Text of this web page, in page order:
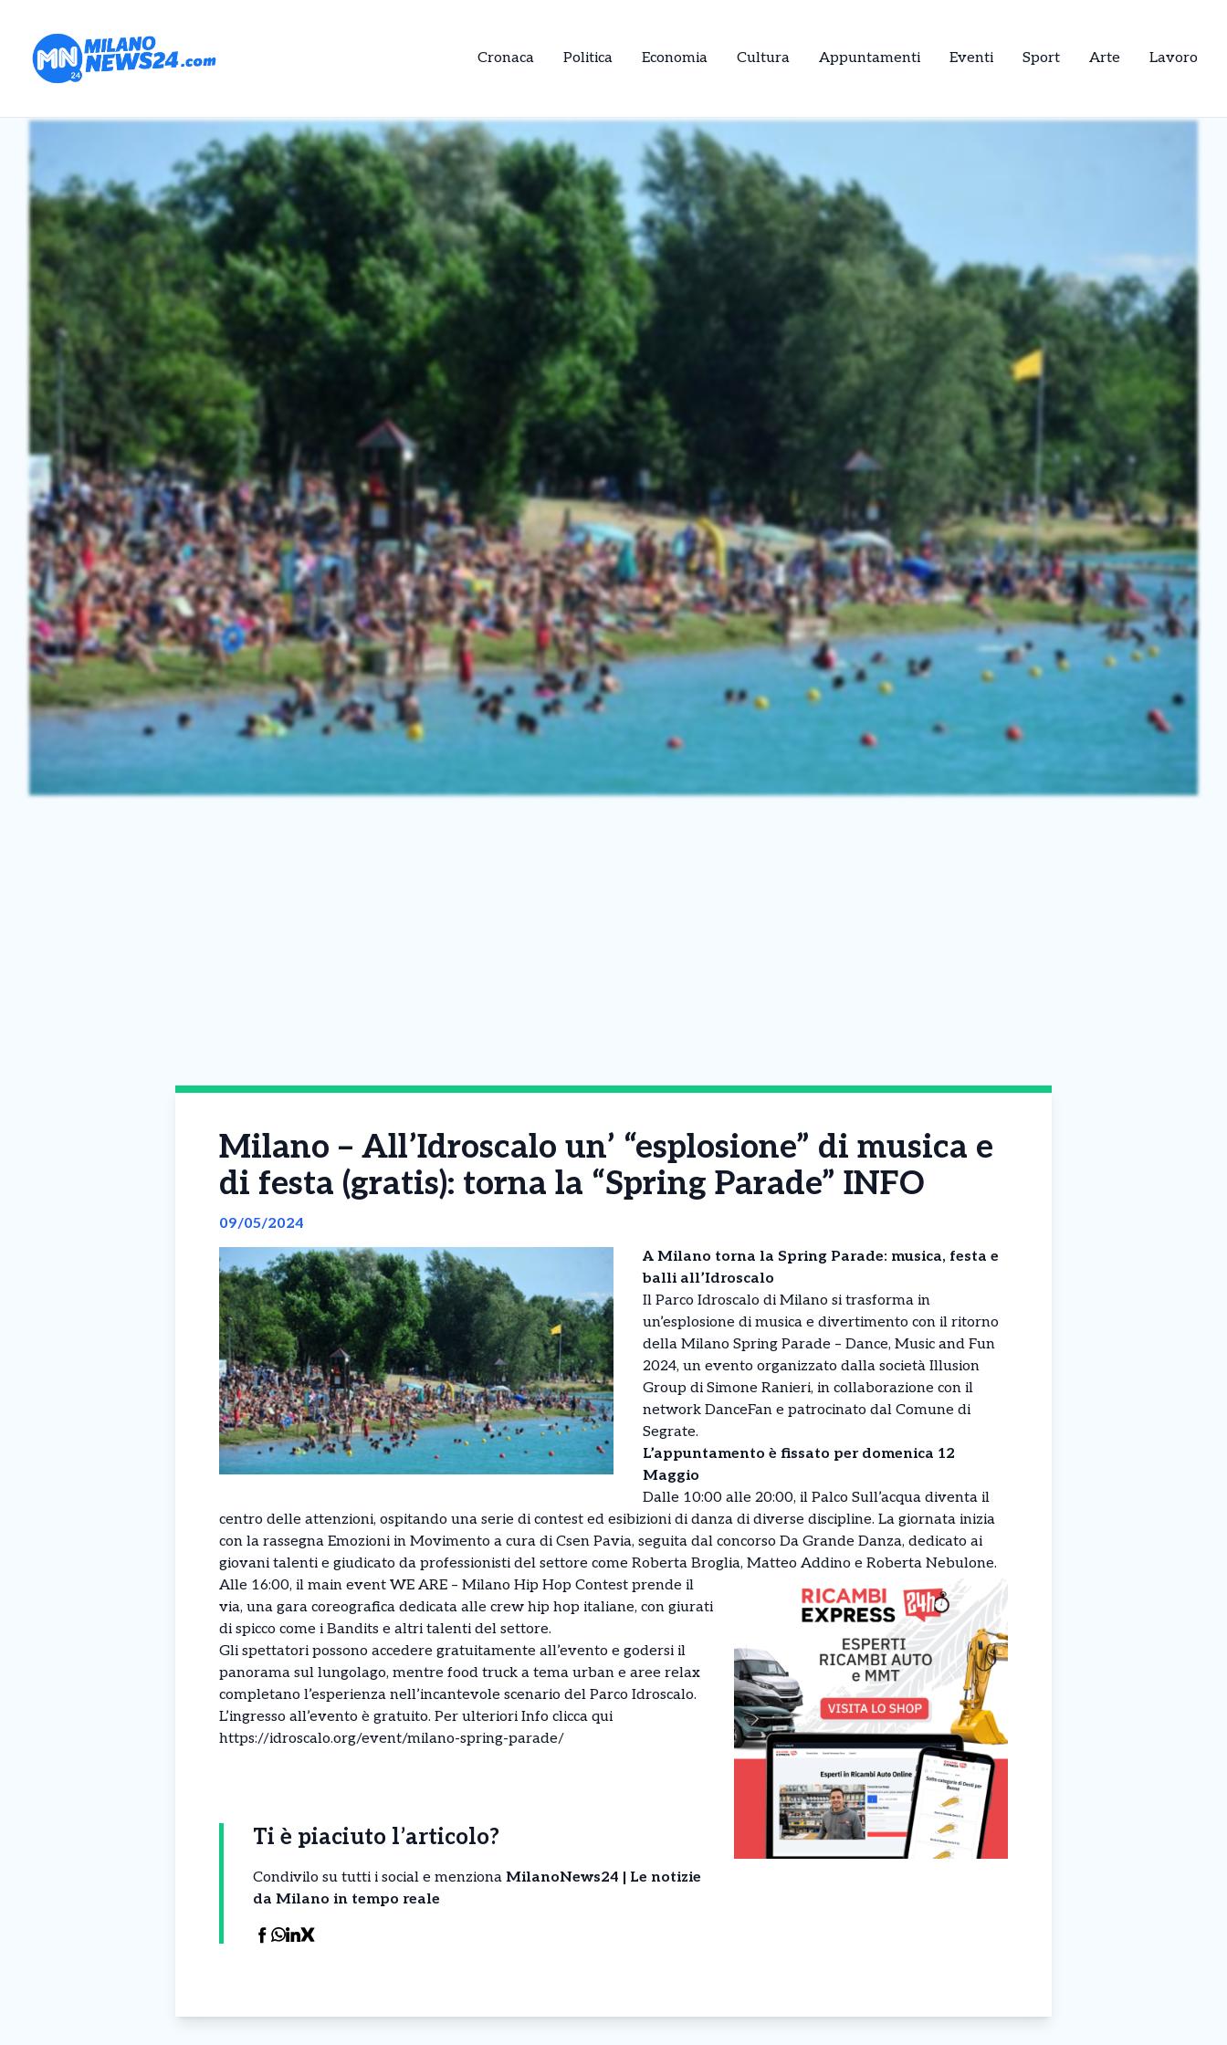
Cronaca Politica Economia Cultura Appuntamenti Eventi Sport Arte Lavoro
Milano – All’Idroscalo un’ “esplosione” di musica e
di festa (gratis): torna la “Spring Parade” INFO
09/05/2024
A Milano torna la Spring Parade: musica, festa e
balli all’Idroscalo
Il Parco Idroscalo di Milano si trasforma in
un’esplosione di musica e divertimento con il ritorno
della Milano Spring Parade – Dance, Music and Fun
2024, un evento organizzato dalla società Illusion
Group di Simone Ranieri, in collaborazione con il
network DanceFan e patrocinato dal Comune di
Segrate.
L’appuntamento è fissato per domenica 12
Maggio
Dalle 10:00 alle 20:00, il Palco Sull’acqua diventa il
centro delle attenzioni, ospitando una serie di contest ed esibizioni di danza di diverse discipline. La giornata inizia
con la rassegna Emozioni in Movimento a cura di Csen Pavia, seguita dal concorso Da Grande Danza, dedicato ai
giovani talenti e giudicato da professionisti del settore come Roberta Broglia, Matteo Addino e Roberta Nebulone.
Alle 16:00, il main event WE ARE – Milano Hip Hop Contest prende il
via, una gara coreografica dedicata alle crew hip hop italiane, con giurati
di spicco come i Bandits e altri talenti del settore.
Gli spettatori possono accedere gratuitamente all’evento e godersi il
panorama sul lungolago, mentre food truck a tema urban e aree relax
completano l’esperienza nell’incantevole scenario del Parco Idroscalo.
L’ingresso all’evento è gratuito. Per ulteriori Info clicca qui
https://idroscalo.org/event/milano-spring-parade/
Ti è piaciuto l’articolo?
Condivilo su tutti i social e menziona MilanoNews24 | Le notizie
da Milano in tempo reale